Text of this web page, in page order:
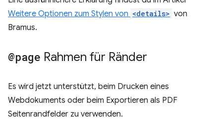
Weitere Optionen zum Stylen von <details> von
Bramus.
@page Rahmen für Ränder
Es wird jetzt unterstützt, beim Drucken eines
Webdokuments oder beim Exportieren als PDF
Seitenrandfelder zu verwenden.